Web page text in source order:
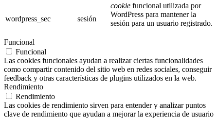
wordpress_sec sesión
cookie funcional utilizada por
WordPress para mantener la
sesión para un usuario registrado.
Funcional
Funcional
Las cookies funcionales ayudan a realizar ciertas funcionalidades
como compartir contenido del sitio web en redes sociales, conseguir
feedback y otras características de plugins utilizados en la web.
Rendimiento
Rendimiento
Las cookies de rendimiento sirven para entender y analizar puntos
clave de rendimiento que ayudan a mejorar la experiencia de usuario